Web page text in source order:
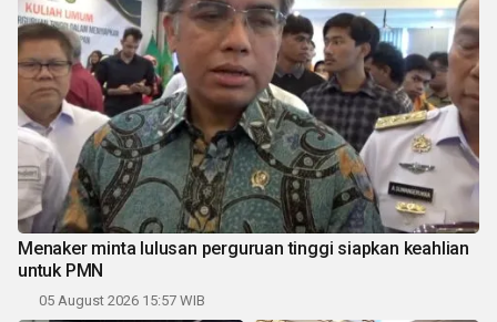
Menaker minta lulusan perguruan tinggi siapkan keahlian
untuk PMN
05 August 2026 15:57 WIB